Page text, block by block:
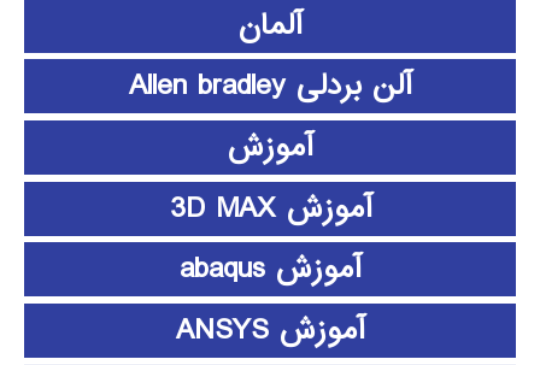
آلمان
آلن بردلی Allen bradley
آموزش
آموزش 3D MAX
آموزش abaqus
آموزش ANSYS